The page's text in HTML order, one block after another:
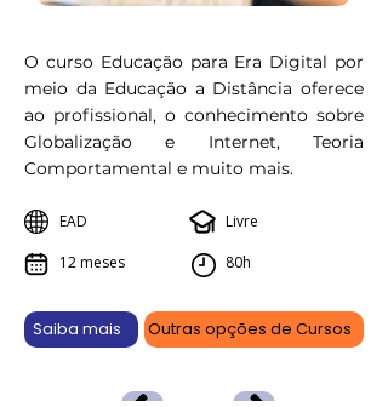
O curso Educação para Era Digital por
meio da Educação a Distância oferece
ao profissional, o conhecimento sobre
Globalização e Internet, Teoria
Comportamental e muito mais.
EAD
12 meses
Livre
80h
Saiba mais Outras opções de Cursos